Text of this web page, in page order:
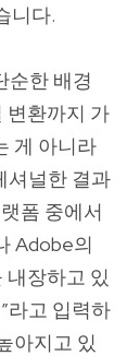
니다.
순한 배경
변환까지 가
게 아니라
셔널한 결과
폼 중에서
Adobe의
내장하고 있
라고 입력하
아지고 있